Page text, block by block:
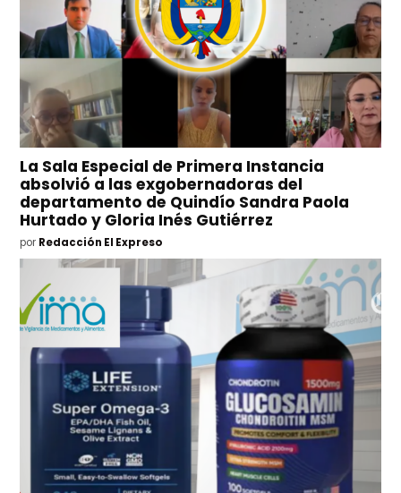
La Sala Especial de Primera Instancia
absolvió a las exgobernadoras del
departamento de Quindío Sandra Paola
Hurtado y Gloria Inés Gutiérrez
por Redacción El Expreso